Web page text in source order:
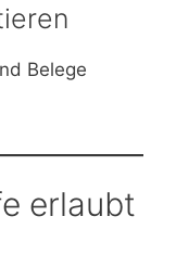
Belege
erlaubt